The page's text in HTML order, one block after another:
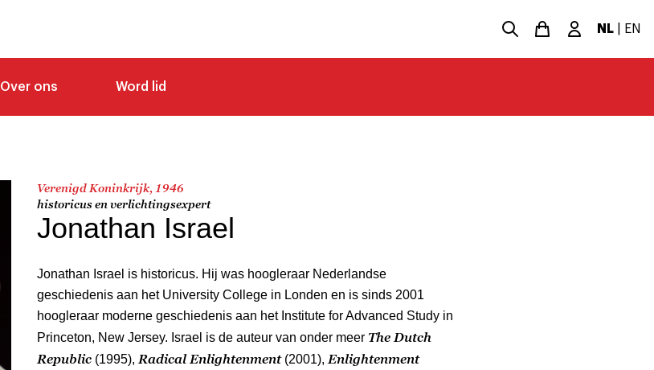
NL EN
Over ons Word lid
Verenigd Koninkrijk, 1946
historicus en verlichtingsexpert
Jonathan Israel
Jonathan Israel is historicus. Hij was hoogleraar Nederlandse
geschiedenis aan het University College in Londen en is sinds 2001
hoogleraar moderne geschiedenis aan het Institute for Advanced Study in
Princeton, New Jersey. Israel is de auteur van onder meer The Dutch
Republic (1995), Radical Enlightenment(2001), Enlightenment